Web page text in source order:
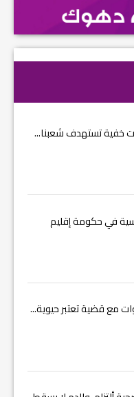
خفية تستهدف شعبنا...
في حكومة إقليم
مع قضية تعتبر حيوية...